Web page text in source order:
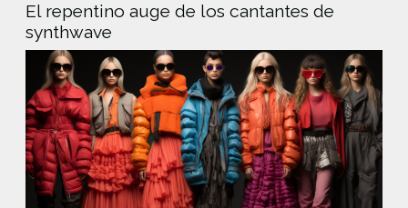
El repentino auge de los cantantes de
synthwave